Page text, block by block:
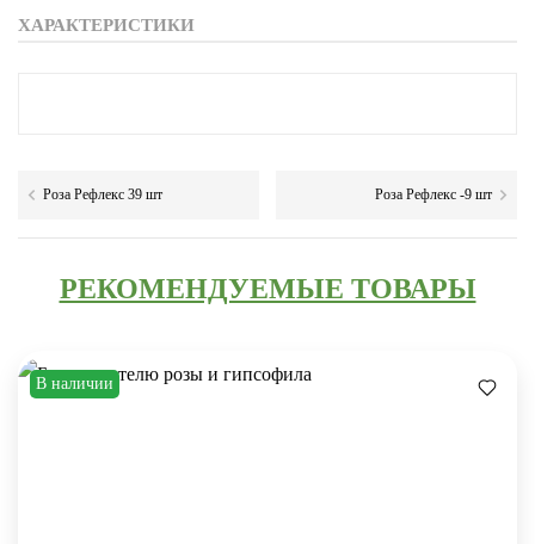
ХАРАКТЕРИСТИКИ
Роза Рефлекс 39 шт Роза Рефлекс -9 шт
РЕКОМЕНДУЕМЫЕ ТОВАРЫ
В наличии